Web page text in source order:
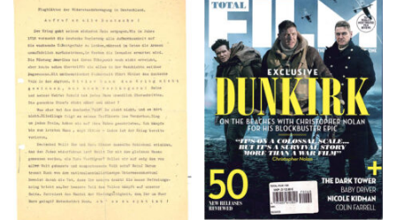
TOTAL FILM #260 –
SUMMER 2017
Flugblätter der Weissen
Rose – V, Januar 1943